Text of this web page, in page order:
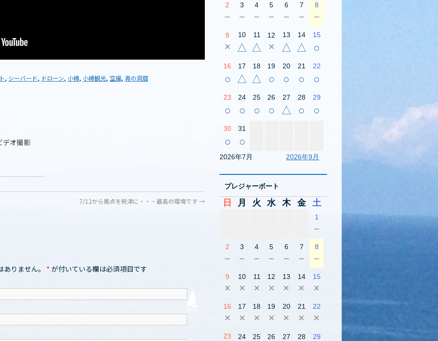
, シーバード, ドローン, 小樽, 小樽観光, 空撮, 青の洞窟
デオ撮影
7/12から拠点を祝津に・・・最高の環境です→
りません。 * が付いている欄は必須項目です
2
－
3
－
4
－
5
－
6
－
7
－
8
－
9
×
10
△
11
△
12
×
13
△
14
△
15
○
16
○
17
△
18
△
19
○
20
○
21
○
22
○
23
○
24
○
25
○
26
○
27
△
28
○
29
○
30
○
31
○
2026年7月 2026年9月
プレジャーボート
日 月 火 水 木 金 土
1
－
2
－
3
－
4
－
5
－
6
－
7
－
8
－
9
×
10
×
11
×
12
×
13
×
14
×
15
×
16
×
17
×
18
×
19
×
20
×
21
×
22
×
23 24 25 26 27 28 29